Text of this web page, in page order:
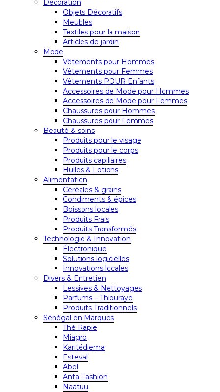
Décoration
Objets Décoratifs
Meubles
Textiles pour la maison
Articles de jardin
Mode
Vêtements pour Hommes
Vêtements pour Femmes
Vêtements POUR Enfants
Accessoires de Mode pour Hommes
Accessoires de Mode pour Femmes
Chaussures pour Hommes
Chaussures pour Femmes
Beauté & soins
Produits pour le visage
Produits pour le corps
Produits capillaires
Huiles & Lotions
Alimentation
Céréales & grains
Condiments & épices
Boissons locales
Produits Frais
Produits Transformés
Technologie & Innovation
Électronique
Solutions logicielles
Innovations locales
Divers & Entretien
Lessives & Nettoyages
Parfums – Thiouraye
Produits Traditionnels
Sénégal en Marques
Thé Rapie
Miagro
Karitédiema
Esteval
Abel
Anta Fashion
Naatuu